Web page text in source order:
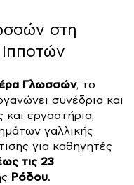
στη
Γλωσσών, το
συνέδρια και
και εργαστήρια,
γαλλικής
για καθηγητές
τις 23
Ρόδου.